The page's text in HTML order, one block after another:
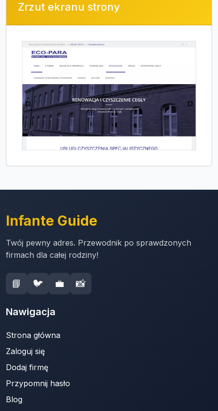
Zrzut ekranu strony
Infante Guide
Twój pewny adres. Przewodnik po sprawdzonych
firmach dla całej rodziny!
📘 🐦 💼 📸
Nawigacja
Strona główna
Zaloguj się
Dodaj firmę
Przypomnij hasło
Blog